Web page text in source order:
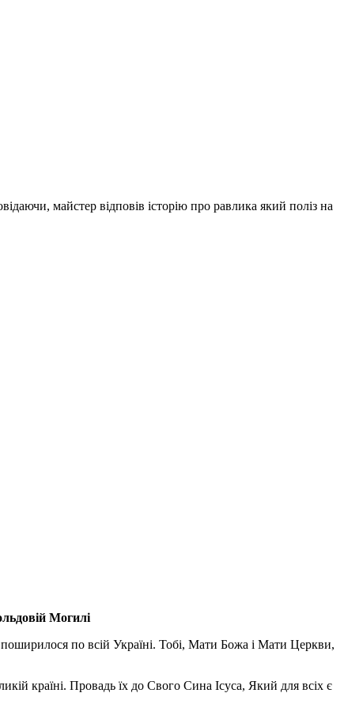
майстер відповів історію про равлика який поліз на
Могилі
поширилося по всій Україні. Тобі, Мати Божа і Мати Церкви,
країні. Провадь їх до Свого Сина Ісуса, Який для всіх є